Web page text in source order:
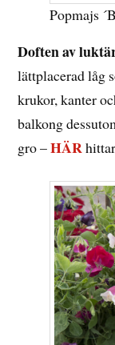
Popmajs
Doften av
lättplacerad låg
krukor, kanter
balkong
gro –HÄR